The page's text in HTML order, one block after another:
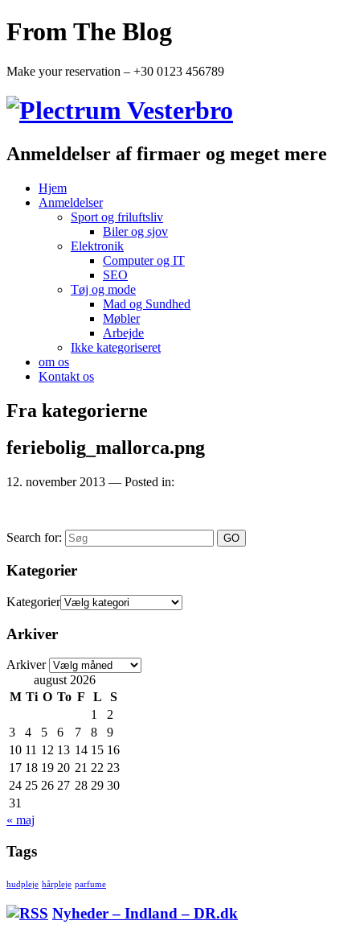
From The Blog
Make your reservation – +30 0123 456789
Anmeldelser af firmaer og meget mere
Hjem
Anmeldelser
Sport og friluftsliv
Biler og sjov
Elektronik
Computer og IT
SEO
Tøj og mode
Mad og Sundhed
Møbler
Arbejde
Ikke kategoriseret
om os
Kontakt os
Fra kategorierne
feriebolig_mallorca.png
12. november 2013 — Posted in:
Search for:
Kategorier
Kategorier
Arkiver
Arkiver
august 2026
M Ti O To F L
S
1
2
3
4 5 6 7 8
9
10 11 12 13 14 15 16
17 18 19 20 21 22 23
24 25 26 27 28 29 30
31
« maj
Tags
hudpleje hårpleje parfume
Nyheder – Indland – DR.dk